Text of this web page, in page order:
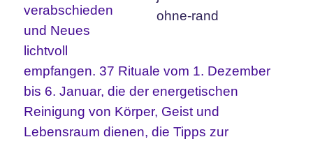
verabschieden
und Neues
lichtvoll
empfangen. 37 Rituale vom 1. Dezember
bis 6. Januar, die der energetischen
Reinigung von Körper, Geist und
Lebensraum dienen, die Tipps zur